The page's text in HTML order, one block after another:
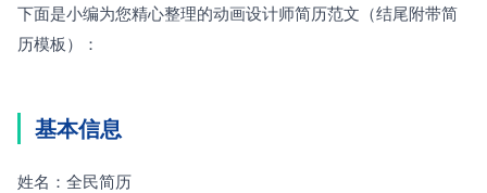
下面是小编为您精心整理的动画设计师简历范文（结尾附带简
历模板）：
基本信息
姓名：全民简历